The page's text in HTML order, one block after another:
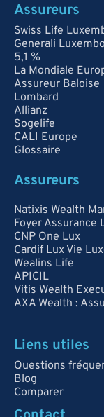
Assureurs
Swiss Life
Generali
5,1 %
La Mondiale
Assureur Baloise
Lombard
Allianz
Sogelife
CALI Europe
Glossaire
Assureurs
Natixis Wealth
Foyer Assurance
CNP One Lux
Cardif Lux Vie
Wealins Life
APICIL
Vitis Wealth
AXA Wealth :
Liens utiles
Questions
Blog
Comparer